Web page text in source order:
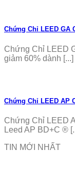
Chứng Chỉ LEED GA
Chứng Chỉ LEED
giảm 60% dành [...]
Chứng Chỉ LEED AP
Chứng Chỉ LEED
Leed AP BD+C ®
TIN MỚI NHẤT